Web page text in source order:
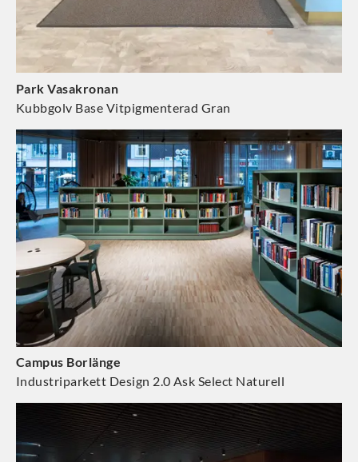
Park Vasakronan
Kubbgolv Base Vitpigmenterad Gran
Campus Borlänge
Industriparkett Design 2.0 Ask Select Naturell